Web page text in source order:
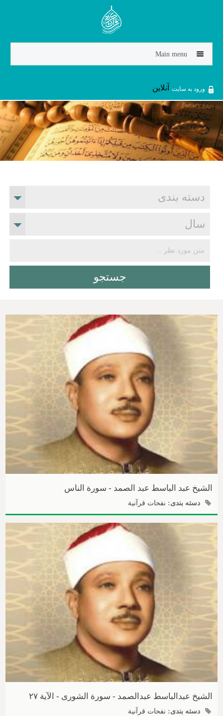
Jump to navigation
Main menu
ورود به سایت آنلاین
الشیخ عبد الباسط عبد الصمد - سورة الناس
دسته بندی: نفحات قرآنیة
الشیخ عبدالباسط عبدالصمد - سورة الشوری - الآیة ۲۷
دسته بندی: نفحات قرآنیة